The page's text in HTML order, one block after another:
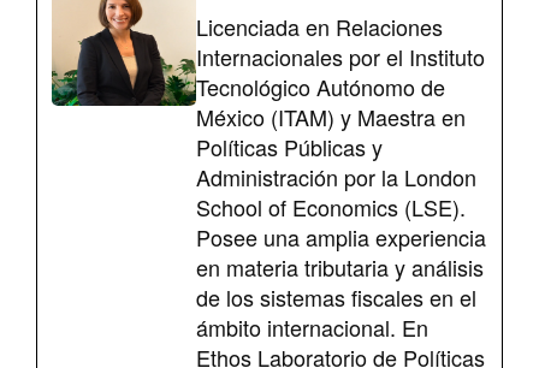
Licenciada en Relaciones
Internacionales por el Instituto
Tecnológico Autónomo de
México (ITAM) y Maestra en
Políticas Públicas y
Administración por la London
School of Economics (LSE).
Posee una amplia experiencia
en materia tributaria y análisis
de los sistemas fiscales en el
ámbito internacional. En
Ethos Laboratorio de Políticas